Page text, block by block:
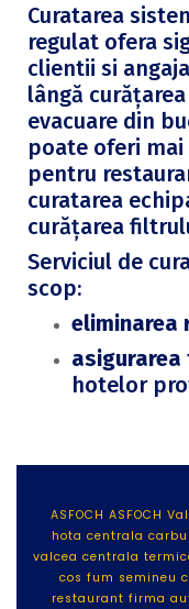
Curatarea
regulat ofera
clientii si
lângă
evacuare din
poate oferi
pentru
curatarea
curățarea
Serviciul de
scop:
eliminarea
hotelor
ASFOCH ASFOCH
hota centrala
valcea centrala
cos fum semineu
restaurant firma